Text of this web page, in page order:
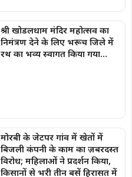
श्री खोडलधाम मंदिर महोत्सव का
निमंत्रण देने के लिए भरूच जिले में
रथ का भव्य स्वागत किया गया…
मोरबी के जेटपर गांव में खेतों में
बिजली कंपनी के काम का ज़बरदस्त
विरोध; महिलाओं ने प्रदर्शन किया,
किसानों से भरी तीन बसें हिरासत में